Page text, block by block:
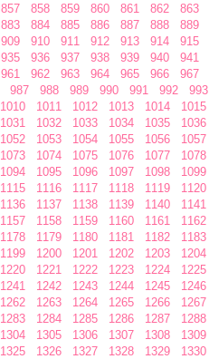
857 858 859 860 861 862 863
883 884 885 886 887 888 889
909 910 911 912 913 914 915
935 936 937 938 939 940 941
961 962 963 964 965 966 967
987 988 989 990 991 992 993
1010 1011 1012 1013 1014 1015
1031 1032 1033 1034 1035 1036
1052 1053 1054 1055 1056 1057
1073 1074 1075 1076 1077 1078
1094 1095 1096 1097 1098 1099
1115 1116 1117 1118 1119 1120
1136 1137 1138 1139 1140 1141
1157 1158 1159 1160 1161 1162
1178 1179 1180 1181 1182 1183
1199 1200 1201 1202 1203 1204
1220 1221 1222 1223 1224 1225
1241 1242 1243 1244 1245 1246
1262 1263 1264 1265 1266 1267
1283 1284 1285 1286 1287 1288
1304 1305 1306 1307 1308 1309
1325 1326 1327 1328 1329 1330